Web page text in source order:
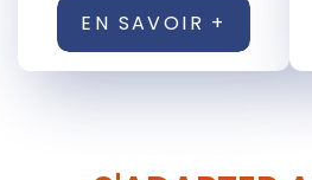
EN SAVOIR +